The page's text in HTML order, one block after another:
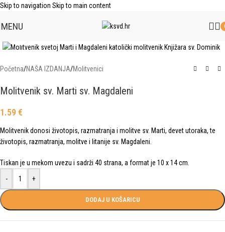
Skip to navigation Skip to main content
MENU
Početna/NAŠA IZDANJA/Molitvenici
Molitvenik sv. Marti sv. Magdaleni
1.59€
Molitvenik donosi životopis, razmatranja i molitve sv. Marti, devet utoraka, te
životopis, razmatranja, molitve i litanije sv. Magdaleni.
Tiskan je u mekom uvezu i sadrži 40 strana, a format je 10 x 14 cm.
-
+
DODAJ U KOŠARICU